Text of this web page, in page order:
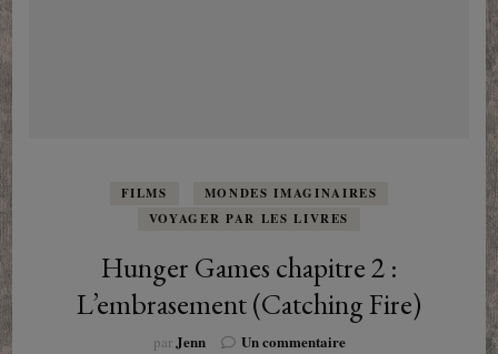
FILMS
MONDES IMAGINAIRES
VOYAGER PAR LES LIVRES
Hunger Games chapitre 2 :
L’embrasement (Catching Fire)
parJenn Un commentairesur